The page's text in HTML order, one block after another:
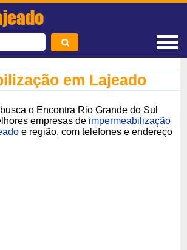
em Lajeado
o Encontra Rio Grande do Sul
empresas de impermeabilização
e região, com telefones e endereço